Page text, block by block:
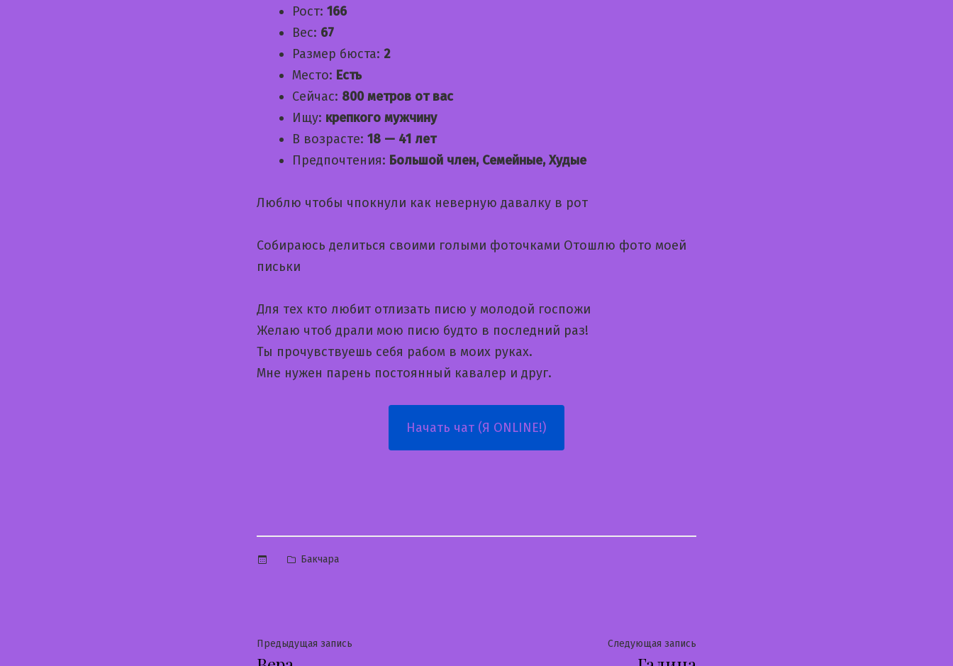
Рост: 166
Вес: 67
Размер бюста: 2
Место: Есть
Сейчас: 800 метров от вас
Ищу: крепкого мужчину
В возрасте: 18 — 41 лет
Предпочтения: Большой член, Семейные, Худые
Люблю чтобы чпокнули как неверную давалку в рот
Собираюсь делиться своими голыми фоточками Отошлю фото моей
письки
Для тех кто любит отлизать писю у молодой госпожи
Желаю чтоб драли мою писю будто в последний раз!
Ты прочувствуешь себя рабом в моих руках.
Мне нужен парень постоянный кавалер и друг.
Начать чат (Я ONLINE!)
Опубликовано
Бакчара
Навигация
Предыдущая запись Следующая запись